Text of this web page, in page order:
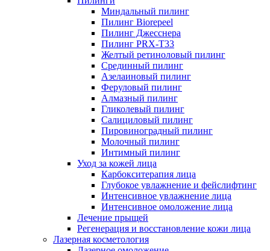
Миндальный пилинг
Пилинг Biorepeel
Пилинг Джесснера
Пилинг PRX-T33
Желтый ретиноловый пилинг
Срединный пилинг
Азелаиновый пилинг
Феруловый пилинг
Алмазный пилинг
Гликолевый пилинг
Салициловый пилинг
Пировиноградный пилинг
Молочный пилинг
Интимный пилинг
Уход за кожей лица
Карбокситерапия лица
Глубокое увлажнение и фейслифтинг
Интенсивное увлажнение лица
Интенсивное омоложение лица
Лечение прыщей
Регенерация и восстановление кожи лица
Лазерная косметология